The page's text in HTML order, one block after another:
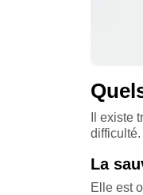
Il existe
La
Elle est